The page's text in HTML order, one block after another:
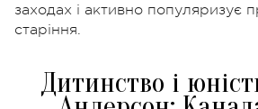
заходах і активно популяризує
старіння.
Дитинство і